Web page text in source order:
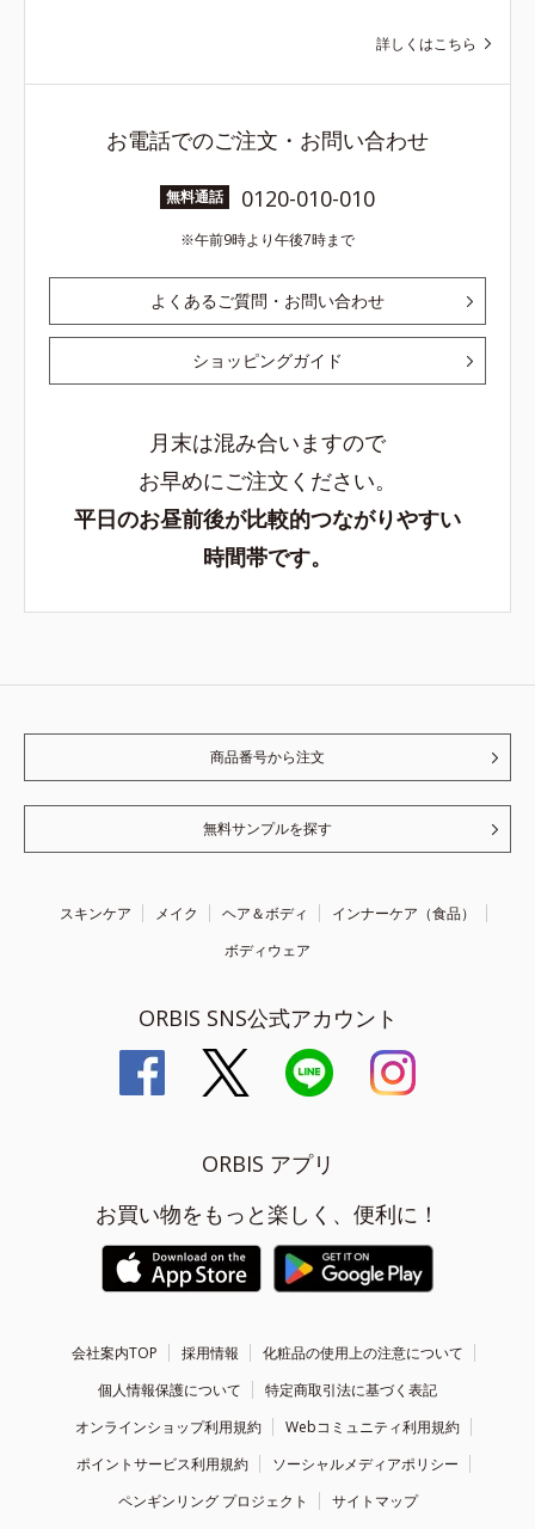
詳しくはこちら
お電話でのご注文・お問い合わせ
無料通話 0120-010-010
午前9時より午後7時まで
よくあるご質問・お問い合わせ
ショッピングガイド
月末は混み合いますので
お早めにご注文ください。
平日のお昼前後が比較的つながりやすい
時間帯です。
商品番号から注文
無料サンプルを探す
スキンケア メイク ヘア＆ボディ
インナーケア（食品）
ボディウェア
ORBIS SNS公式アカウント
ORBIS アプリ
お買い物をもっと楽しく、便利に！
会社案内TOP 採用情報
化粧品の使用上の注意について
個人情報保護について
特定商取引法に基づく表記
オンラインショップ利用規約
Webコミュニティ利用規約
ポイントサービス利用規約
ソーシャルメディアポリシー
ペンギンリング プロジェクト
サイトマップ